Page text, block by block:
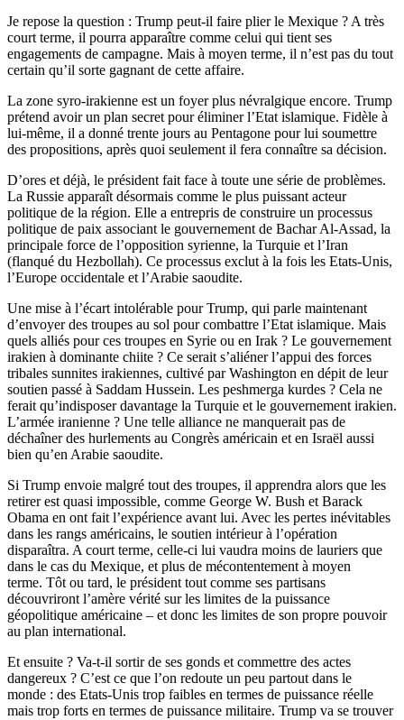
Je repose la question : Trump peut-il faire plier le Mexique ? A très
court terme, il pourra apparaître comme celui qui tient ses
engagements de campagne. Mais à moyen terme, il n’est pas du tout
certain qu’il sorte gagnant de cette affaire.
La zone syro-irakienne est un foyer plus névralgique encore. Trump
prétend avoir un plan secret pour éliminer l’Etat islamique. Fidèle à
lui-même, il a donné trente jours au Pentagone pour lui soumettre
des propositions, après quoi seulement il fera connaître sa décision.
D’ores et déjà, le président fait face à toute une série de problèmes.
La Russie apparaît désormais comme le plus puissant acteur
politique de la région. Elle a entrepris de construire un processus
politique de paix associant le gouvernement de Bachar Al-Assad, la
principale force de l’opposition syrienne, la Turquie et l’Iran
(flanqué du Hezbollah). Ce processus exclut à la fois les Etats-Unis,
l’Europe occidentale et l’Arabie saoudite.
Une mise à l’écart intolérable pour Trump, qui parle maintenant
d’envoyer des troupes au sol pour combattre l’Etat islamique. Mais
quels alliés pour ces troupes en Syrie ou en Irak ? Le gouvernement
irakien à dominante chiite ? Ce serait s’aliéner l’appui des forces
tribales sunnites irakiennes, cultivé par Washington en dépit de leur
soutien passé à Saddam Hussein. Les peshmerga kurdes ? Cela ne
ferait qu’indisposer davantage la Turquie et le gouvernement irakien.
L’armée iranienne ? Une telle alliance ne manquerait pas de
déchaîner des hurlements au Congrès américain et en Israël aussi
bien qu’en Arabie saoudite.
Si Trump envoie malgré tout des troupes, il apprendra alors que les
retirer est quasi impossible, comme George W. Bush et Barack
Obama en ont fait l’expérience avant lui. Avec les pertes inévitables
dans les rangs américains, le soutien intérieur à l’opération
disparaîtra. A court terme, celle-ci lui vaudra moins de lauriers que
dans le cas du Mexique, et plus de mécontentement à moyen
terme. Tôt ou tard, le président tout comme ses partisans
découvriront l’amère vérité sur les limites de la puissance
géopolitique américaine – et donc les limites de son propre pouvoir
au plan international.
Et ensuite ? Va-t-il sortir de ses gonds et commettre des actes
dangereux ? C’est ce que l’on redoute un peu partout dans le
monde : des Etats-Unis trop faibles en termes de puissance réelle
mais trop forts en termes de puissance militaire. Trump va se trouver